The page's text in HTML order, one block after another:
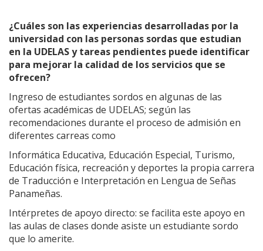
¿Cuáles son las experiencias desarrolladas por la
universidad con las personas sordas que estudian
en la UDELAS y tareas pendientes puede identificar
para mejorar la calidad de los servicios que se
ofrecen?
Ingreso de estudiantes sordos en algunas de las
ofertas académicas de UDELAS; según las
recomendaciones durante el proceso de admisión en
diferentes carreas como
Informática Educativa, Educación Especial, Turismo,
Educación física, recreación y deportes la propia carrera
de Traducción e Interpretación en Lengua de Señas
Panameñas.
Intérpretes de apoyo directo: se facilita este apoyo en
las aulas de clases donde asiste un estudiante sordo
que lo amerite.